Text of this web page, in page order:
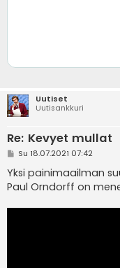
Uutiset
Uutisankkuri
Re: Kevyet mullat
V
e
s
t
Su 18.07.2021 07:42
Yksi painimaailman
Paul Orndorff on